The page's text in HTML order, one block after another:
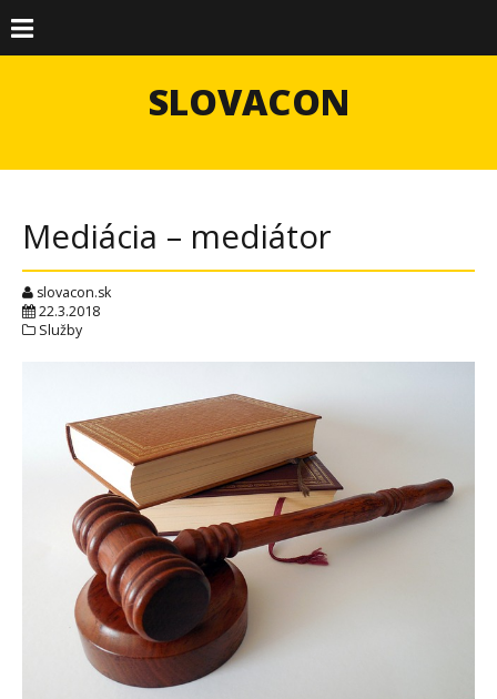
SLOVACON
Mediácia – mediátor
slovacon.sk
22.3.2018
Služby